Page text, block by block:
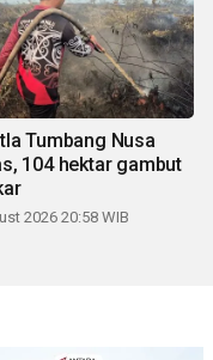
Tumbang Nusa
104 hektar gambut
2026 20:58 WIB